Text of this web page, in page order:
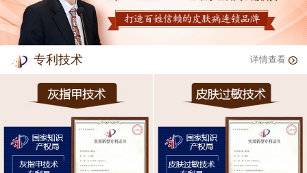
专利技术 详情查看